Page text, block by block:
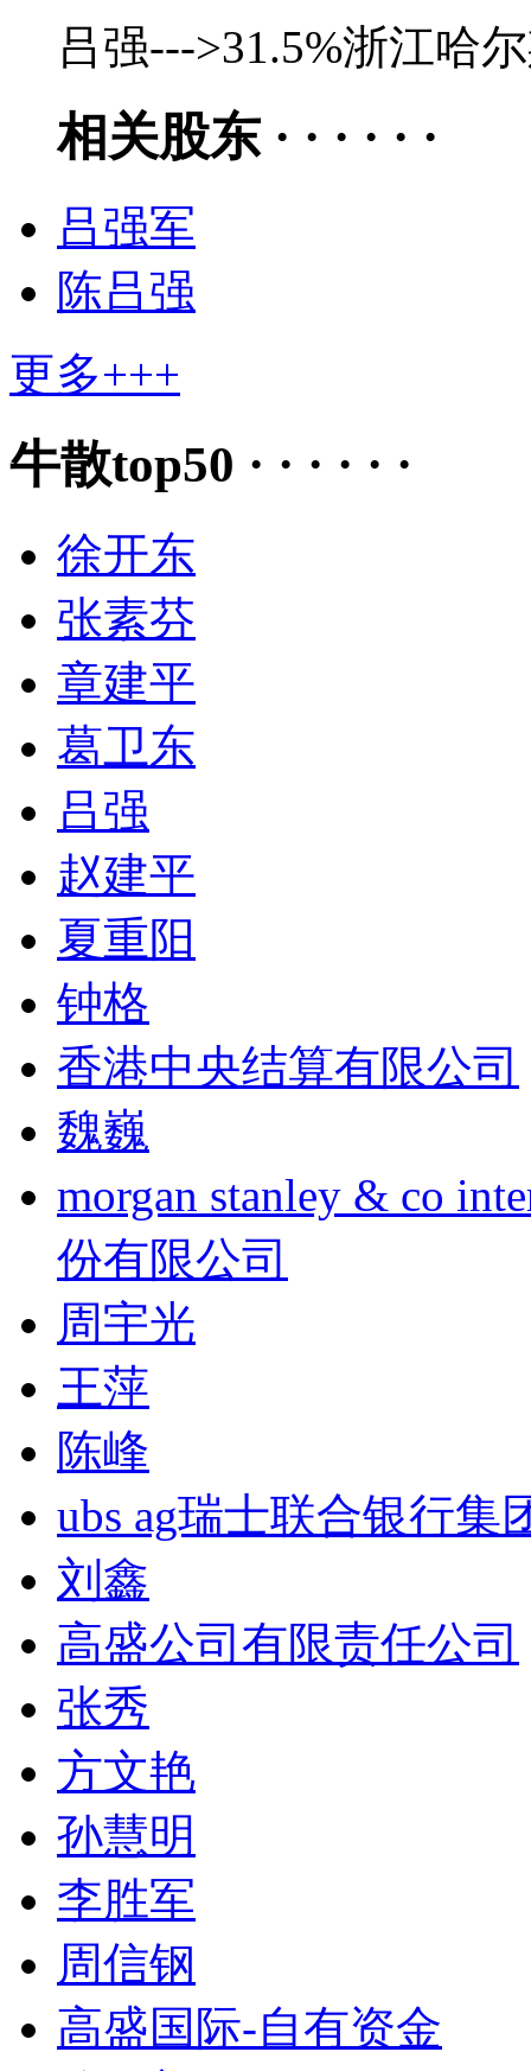
吕强--->31.5%浙江哈
相关股东 · · · · · ·
吕强军
陈吕强
更多+++
牛散top50 · · · · · ·
徐开东
张素芬
章建平
葛卫东
吕强
赵建平
夏重阳
钟格
香港中央结算有限公司
魏巍
morgan stanley & co
份有限公司
周宇光
王萍
陈峰
ubs ag瑞士联合银行集
刘鑫
高盛公司有限责任公司
张秀
方文艳
孙慧明
李胜军
周信钢
高盛国际-自有资金